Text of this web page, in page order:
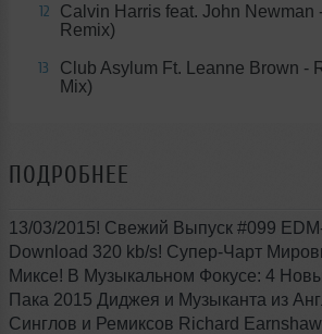
12
Calvin Harris feat. John
Remix)
13
Club Asylum Ft. Leanne Brown -
Mix)
ПОДРОБНЕЕ
13/03/2015! Свежий Выпуск #099
Download 320 kb/s! Cупер-Чарт
Миксе! В Музыкальном Фокусе: 4
Пака 2015 Диджея и Музыканта из
Синглов и Ремиксов Richard